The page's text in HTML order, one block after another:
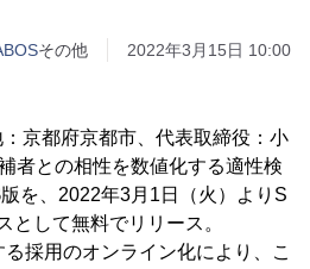
その他 2022年3月15日 10:00
京都府京都市、代表取締役：小
者との相性を数値化する適性検
を、2022年3月1日（火）よりS
として無料でリリース。
採用のオンライン化により、こ